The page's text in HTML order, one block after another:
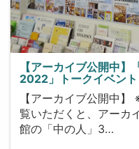
【アーカイブ公開中
2022」トークイベント
【アーカイブ公開中
覧いただくと、アーカ
館の「中の人」3…